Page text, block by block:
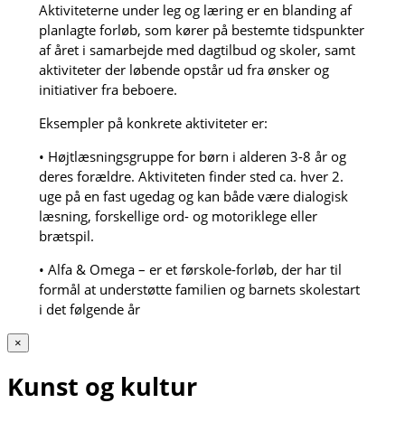
Aktiviteterne under leg og læring er en blanding af
planlagte forløb, som kører på bestemte tidspunkter
af året i samarbejde med dagtilbud og skoler, samt
aktiviteter der løbende opstår ud fra ønsker og
initiativer fra beboere.
Eksempler på konkrete aktiviteter er:
• Højtlæsningsgruppe for børn i alderen 3-8 år og
deres forældre. Aktiviteten finder sted ca. hver 2.
uge på en fast ugedag og kan både være dialogisk
læsning, forskellige ord- og motoriklege eller
brætspil.
• Alfa & Omega – er et førskole-forløb, der har til
formål at understøtte familien og barnets skolestart
i det følgende år
×
Kunst og kultur